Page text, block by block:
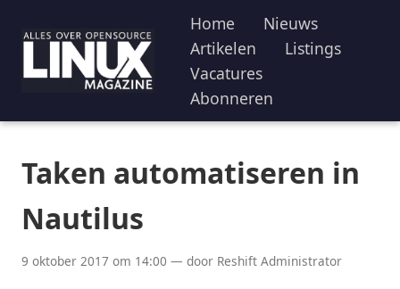
Home
Nieuws
Artikelen
Listings
Vacatures
Abonneren
Taken automatiseren in
Nautilus
9 oktober 2017 om 14:00 — door Reshift Administrator